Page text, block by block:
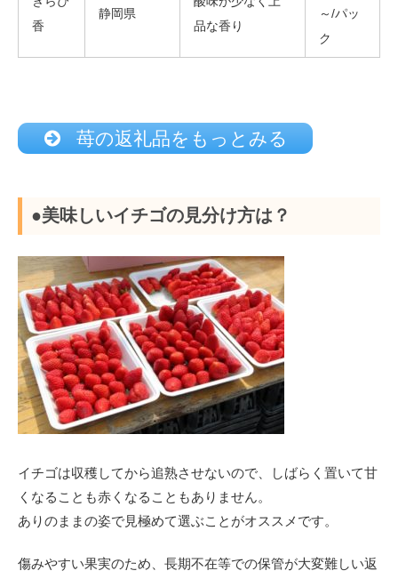
香
静岡県
品な香り
～/パッ
ク
苺の返礼品をもっとみる
●美味しいイチゴの見分け方は？
イチゴは収穫してから追熟させないので、しばらく置いて甘
くなることも赤くなることもありません。
ありのままの姿で見極めて選ぶことがオススメです。
傷みやすい果実のため、長期不在等での保管が大変難しい返